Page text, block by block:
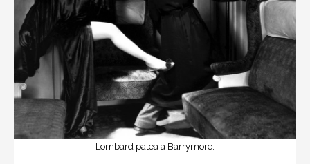
Lombard patea a Barrymore.